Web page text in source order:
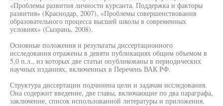
«Проблемы развития личности курсанта. Поддержка и факторы
развития» (Краснодар, 2007), «Проблемы совершенствования
образовательного процесса высшей школы в современных
условиях» (Сызрань, 2008).
Основные положения и результаты диссертационного
исследования отражены в девяти публикациях общим объемом в
5,0 п.л., из которых две статьи опубликованы в периодических
научных изданиях, включенных в Перечень ВАК РФ.
Структура диссертации подчинена цели и задачам исследования.
Она содержит введение, две главы, включающие по два параграфа,
заключение, список использованной литературы и приложения.